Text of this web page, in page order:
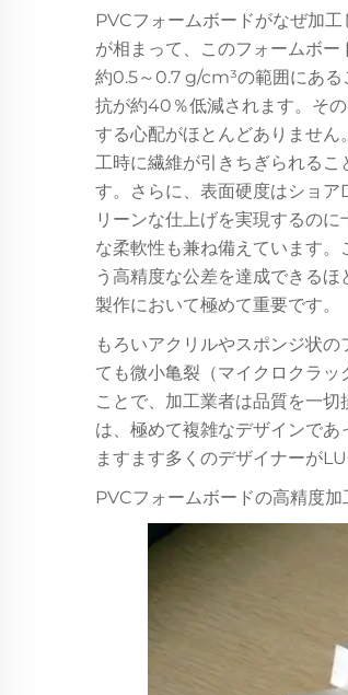
PVCフォームボードがなぜ加
が相まって、このフォームボ
約0.5～0.7 g/cm³の範囲にある
抗が約40％低減されます。そ
する心配がほとんどありませ
工時に繊維が引きちぎられる
す。さらに、表面硬度はショ
リーンな仕上げを実現するの
な柔軟性も兼ね備えています
う高精度な公差を達成できる
製作において極めて重要です。
もろいアクリルやスポンジ状
ても微小亀裂（マイクロクラ
ことで、加工業者は品質を一
は、極めて複雑なデザインであ
ますます多くのデザイナーが
PVCフォームボードの高精度